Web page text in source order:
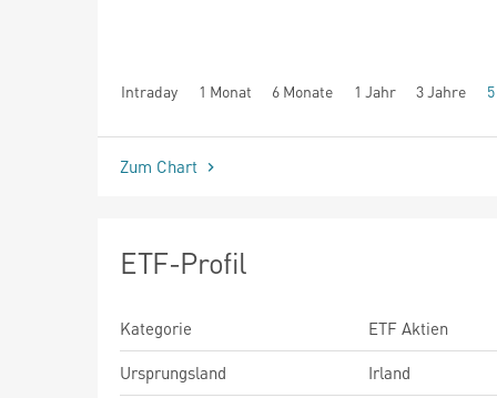
Intraday 1 Monat 6 Monate 1 Jahr 3 Jahre
seit Beginn
Zum Chart
ETF-Profil
Kategorie
ETF Aktien
Ursprungsland
Irland